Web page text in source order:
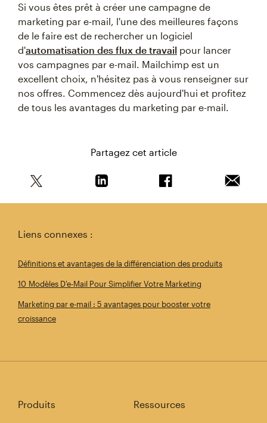
Si vous êtes prêt à créer une campagne de
marketing par e-mail, l'une des meilleures façons
de le faire est de rechercher un logiciel
d'automatisation des flux de travail pour lancer
vos campagnes par e-mail. Mailchimp est un
excellent choix, n'hésitez pas à vous renseigner sur
nos offres. Commencez dès aujourd'hui et profitez
de tous les avantages du marketing par e-mail.
Partagez cet article
Liens connexes :
Définitions et avantages de la différenciation des produits
10 Modèles D'e-Mail Pour Simplifier Votre Marketing
Marketing par e-mail : 5 avantages pour booster votre
croissance
Produits Ressources